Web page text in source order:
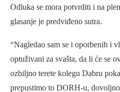
Odluka se mora potvrditi i na
glasanje je predviđeno sutra.
“Nagledao sam se i oporbenih i
optuživani za svašta, da li će se
ozbiljno terete kolegu Dabru
prepustimo to DORH-u,